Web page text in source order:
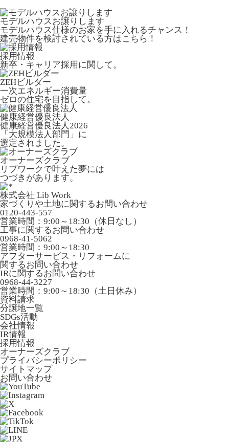
モデルハウスお譲りします
モデルハウス仕様のお家を手に入れるチャンス！
建売物件を検討されている方はこちら！
採用情報
新卒・キャリア採用に関して。
ZEHビルダー
一次エネルギー消費量
ゼロの住宅を目指して。
健康経営優良法人
健康経営優良法人2026
「大規模法人部門」に
選定されました。
オーナーズクラブ
リブワークで叶えた夢には
つづきがあります。
株式会社 Lib Work
家づくりや土地に関するお問い合わせ
0120-443-557
営業時間：9:00～18:30（休日なし）
工事に関するお問い合わせ
0968-41-5062
営業時間：9:00～18:30
アフターサービス・リフォームに
関するお問い合わせ
IRに関するお問い合わせ
0968-44-3227
営業時間：9:00～18:30（土日休み）
資料請求
分譲地一覧
SDGs活動
会社情報
IR情報
採用情報
オーナーズクラブ
プライバシーポリシー
サイトマップ
お問い合わせ